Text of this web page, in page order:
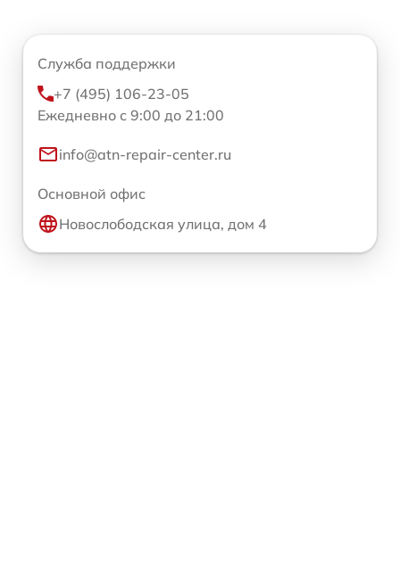
Служба поддержки
+7 (495) 106-23-05
Ежедневно с 9:00 до 21:00
info@atn-repair-center.ru
Основной офис
Новослободская улица, дом 4